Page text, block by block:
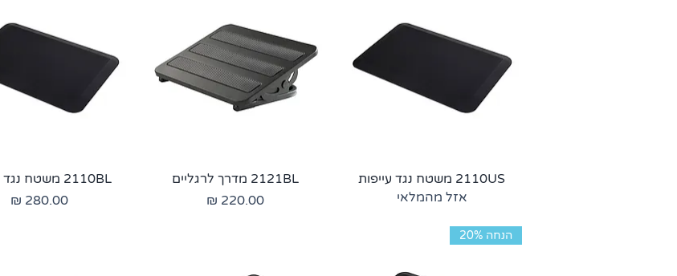
2110US משטח נגד עייפות
אזל מהמלאי
2121BL מדרך לרגליים
מחיר
2110BL משטח נגד עייפות
מחיר‏280.00 ‏₪
הנחה 20%